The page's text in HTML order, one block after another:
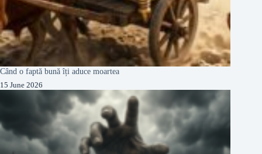
Când o faptă bună îți aduce moartea
15 June 2026